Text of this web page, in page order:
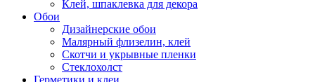
Клей, шпаклевка для декора
Обои
Дизайнерские обои
Малярный флизелин, клей
Скотчи и укрывные пленки
Стеклохолст
Герметики и клеи